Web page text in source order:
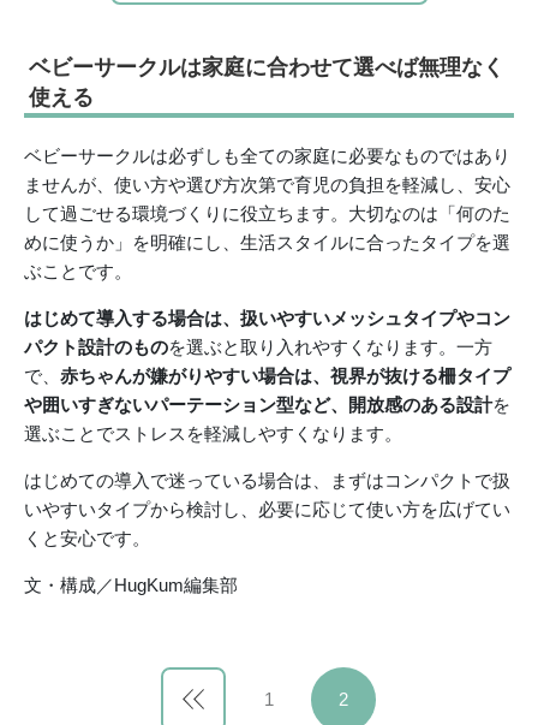
ベビーサークルは家庭に合わせて選べば無理なく
使える
ベビーサークルは必ずしも全ての家庭に必要なものではあり
ませんが、使い方や選び方次第で育児の負担を軽減し、安心
して過ごせる環境づくりに役立ちます。大切なのは「何のた
めに使うか」を明確にし、生活スタイルに合ったタイプを選
ぶことです。
はじめて導入する場合は、扱いやすいメッシュタイプやコン
パクト設計のものを選ぶと取り入れやすくなります。一方
で、 赤ちゃんが嫌がりやすい場合は、視界が抜ける柵タイプ
や囲いすぎないパーテーション型など、開放感のある設計を
選ぶことでストレスを軽減しやすくなります。
はじめての導入で迷っている場合は、まずはコンパクトで扱
いやすいタイプから検討し、必要に応じて使い方を広げてい
くと安心です。
文・構成／HugKum編集部
1 2